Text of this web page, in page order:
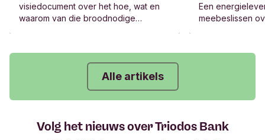
visiedocument over het hoe, wat en
waarom van die broodnodige
financieel systeem.”
Een
meebeslissen
Alle artikels
Volg het nieuws over Triodos Bank